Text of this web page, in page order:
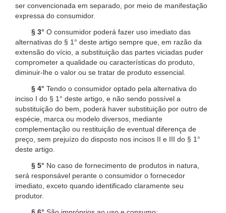
ser convencionada em separado, por meio de manifestação
expressa do consumidor.
§ 3° O consumidor poderá fazer uso imediato das
alternativas do § 1° deste artigo sempre que, em razão da
extensão do vício, a substituição das partes viciadas puder
comprometer a qualidade ou características do produto,
diminuir-lhe o valor ou se tratar de produto essencial.
§ 4° Tendo o consumidor optado pela alternativa do
inciso I do § 1° deste artigo, e não sendo possível a
substituição do bem, poderá haver substituição por outro de
espécie, marca ou modelo diversos, mediante
complementação ou restituição de eventual diferença de
preço, sem prejuízo do disposto nos incisos II e III do § 1°
deste artigo.
§ 5° No caso de fornecimento de produtos in natura,
será responsável perante o consumidor o fornecedor
imediato, exceto quando identificado claramente seu
produtor.